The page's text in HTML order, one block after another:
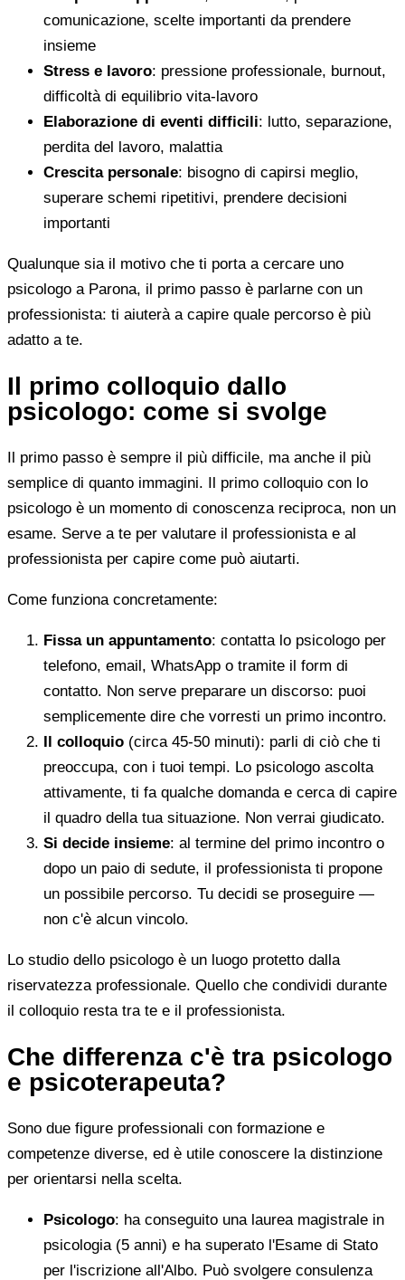
comunicazione, scelte importanti da prendere
insieme
Stress e lavoro: pressione professionale, burnout,
difficoltà di equilibrio vita-lavoro
Elaborazione di eventi difficili: lutto, separazione,
perdita del lavoro, malattia
Crescita personale: bisogno di capirsi meglio,
superare schemi ripetitivi, prendere decisioni
importanti
Qualunque sia il motivo che ti porta a cercare uno
psicologo a Parona, il primo passo è parlarne con un
professionista: ti aiuterà a capire quale percorso è più
adatto a te.
Il primo colloquio dallo
psicologo: come si svolge
Il primo passo è sempre il più difficile, ma anche il più
semplice di quanto immagini. Il primo colloquio con lo
psicologo è un momento di conoscenza reciproca, non un
esame. Serve a te per valutare il professionista e al
professionista per capire come può aiutarti.
Come funziona concretamente:
Fissa un appuntamento: contatta lo psicologo per
telefono, email, WhatsApp o tramite il form di
contatto. Non serve preparare un discorso: puoi
semplicemente dire che vorresti un primo incontro.
Il colloquio (circa 45-50 minuti): parli di ciò che ti
preoccupa, con i tuoi tempi. Lo psicologo ascolta
attivamente, ti fa qualche domanda e cerca di capire
il quadro della tua situazione. Non verrai giudicato.
Si decide insieme: al termine del primo incontro o
dopo un paio di sedute, il professionista ti propone
un possibile percorso. Tu decidi se proseguire —
non c'è alcun vincolo.
Lo studio dello psicologo è un luogo protetto dalla
riservatezza professionale. Quello che condividi durante
il colloquio resta tra te e il professionista.
Che differenza c'è tra psicologo
e psicoterapeuta?
Sono due figure professionali con formazione e
competenze diverse, ed è utile conoscere la distinzione
per orientarsi nella scelta.
Psicologo: ha conseguito una laurea magistrale in
psicologia (5 anni) e ha superato l'Esame di Stato
per l'iscrizione all'Albo. Può svolgere consulenza